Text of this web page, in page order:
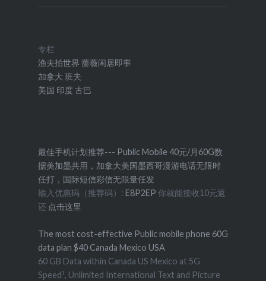
专栏
渔夫拍世界 蔷薇闲居即事
加拿大 班夫
美国 印度 古巴
最佳手机计划推荐--- Public Mobile 40元/月60G数
据美加墨共用，加拿大美国墨西哥漫游电话无限时
任打，国际短信彩信无限量任发
输入优惠码（推荐码）: E8P2EP 你就能接收10元返
还 点击这里
The most cost-effective Public mobile phone 60G
data plan $40 Canada Mexico USA
60 GB Data within Canada US Mexico at 5G
Speed¹, Unlimited International Text and Picture